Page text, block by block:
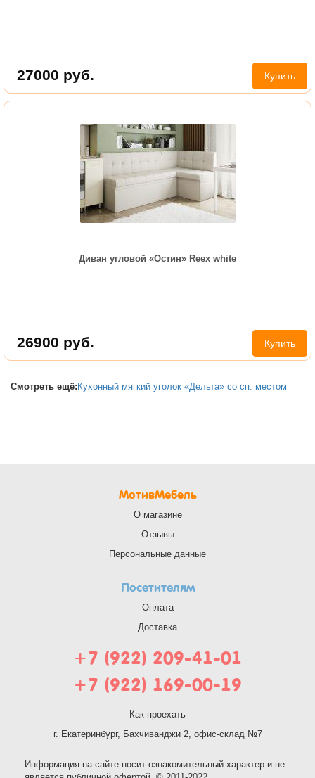
27000 руб. Купить
Диван угловой «Остин» Reex white
26900 руб. Купить
Смотреть ещё:Кухонный мягкий уголок «Дельта» со сп. местом
МотивМебель
О магазине
Отзывы
Персональные данные
Посетителям
Оплата
Доставка
+7 (922) 209-41-01
+7 (922) 169-00-19
Как проехать
г. Екатеринбург, Бахчиванджи 2, офис-склад №7
Информация на сайте носит ознакомительный характер и не